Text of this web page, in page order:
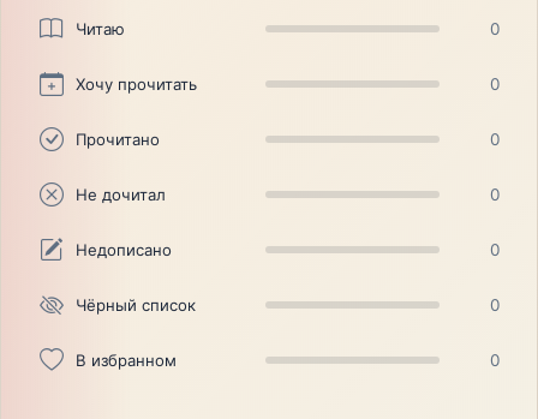
Читаю 0
Хочу прочитать 0
Прочитано 0
Не дочитал 0
Недописано 0
Чёрный список 0
В избранном 0